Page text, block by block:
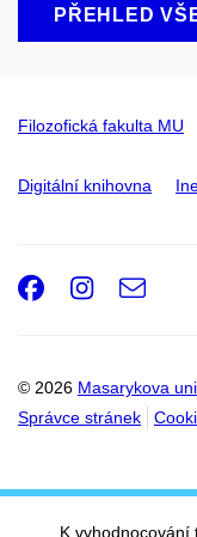
PŘEHLED
Filozofická fakulta MU
Digitální knihovna
© 2026 Masarykova
Správce stránek
Facebook
e-
K vyhodnocování